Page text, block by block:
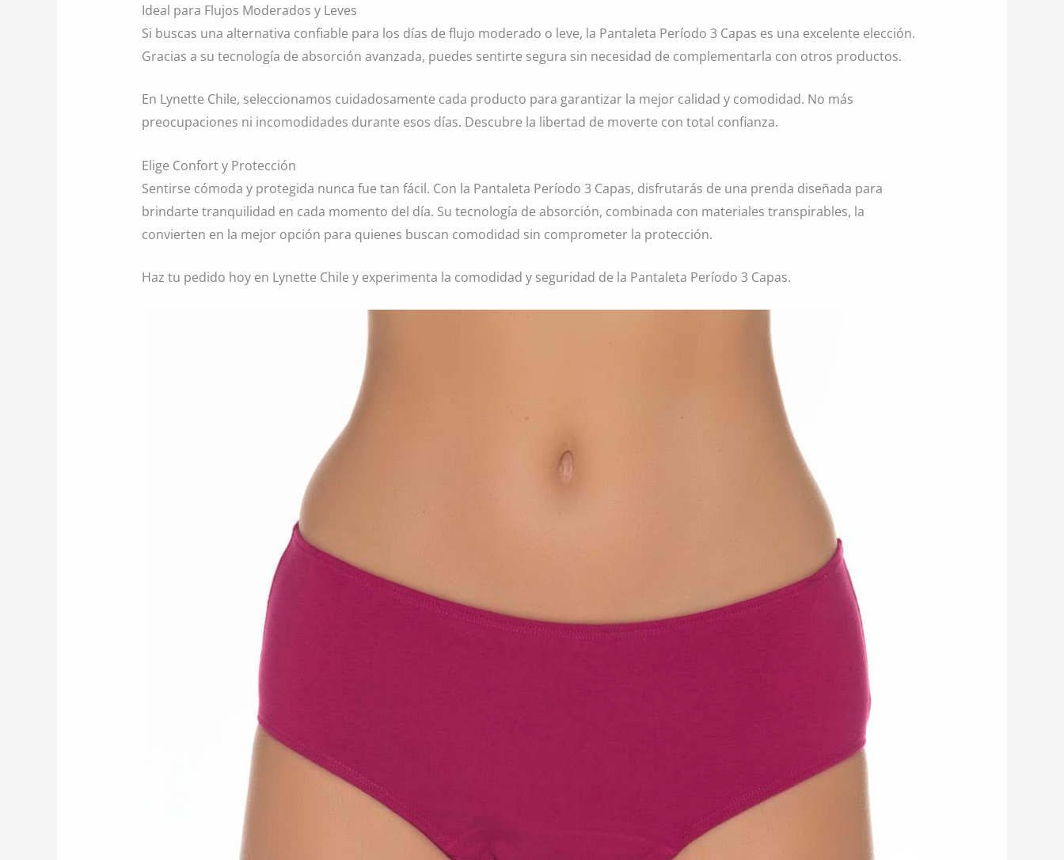
Ideal para Flujos Moderados y Leves
Si buscas una alternativa confiable para los días de flujo moderado o leve, la Pantaleta Período 3 Capas es una excelente elección.
Gracias a su tecnología de absorción avanzada, puedes sentirte segura sin necesidad de complementarla con otros productos.
En Lynette Chile, seleccionamos cuidadosamente cada producto para garantizar la mejor calidad y comodidad. No más
preocupaciones ni incomodidades durante esos días. Descubre la libertad de moverte con total confianza.
Elige Confort y Protección
Sentirse cómoda y protegida nunca fue tan fácil. Con la Pantaleta Período 3 Capas, disfrutarás de una prenda diseñada para
brindarte tranquilidad en cada momento del día. Su tecnología de absorción, combinada con materiales transpirables, la
convierten en la mejor opción para quienes buscan comodidad sin comprometer la protección.
Haz tu pedido hoy en Lynette Chile y experimenta la comodidad y seguridad de la Pantaleta Período 3 Capas.